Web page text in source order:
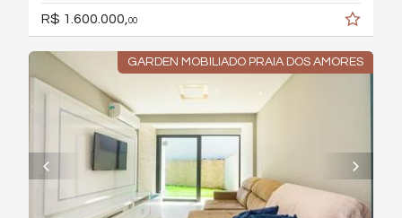
R$ 1.600.000,00
GARDEN MOBILIADO PRAIA DOS AMORES